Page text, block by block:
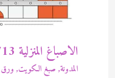
الاصباغ المنزلية 94471713
المدونة, صبغ الكويت,ورق